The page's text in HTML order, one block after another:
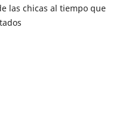
las chicas al tiempo que